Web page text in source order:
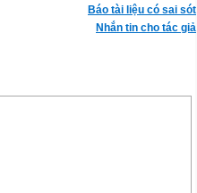
Báo tài liệu có sai sót
Nhắn tin cho tác giả